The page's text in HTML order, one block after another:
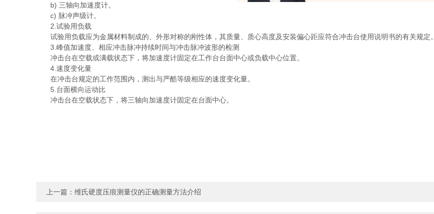
b) 三轴向加速度计。
c) 脉冲声级计。
2.试验用负载
试验用负载应为金属材料制成的、外形对称的刚性体，其质量、质心高度及安装偏心距应符合冲击台使用说明书的有关规定。
3.峰值加速度、相应冲击脉冲持续时间与冲击脉冲波形的检测
冲击台在空载或满载状态下，将加速度计固定在工作台台面中心或负载中心位置。
4.速度变化量
在冲击台规定的工作范围内，测出与严酷等级相应的速度变化量。
5.台面横向运动比
冲击台在空载状态下，将三轴向加速度计固定在台面中心。
上一篇： 维氏硬度压痕测量仪的正确测量方法介绍